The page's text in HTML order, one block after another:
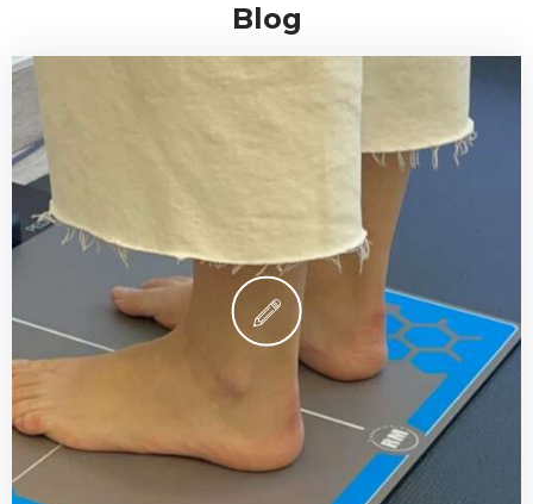
Blog